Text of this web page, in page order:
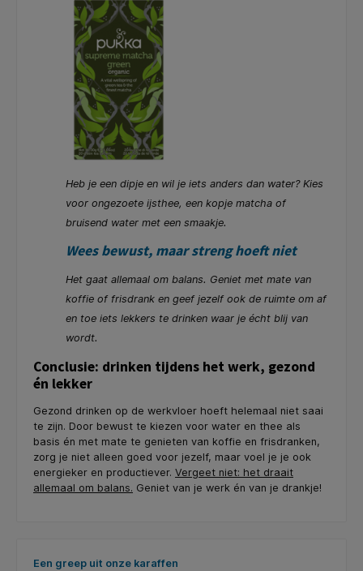
Heb je een dipje en wil je iets anders dan water? Kies
voor ongezoete ijsthee, een kopje matcha of
bruisend water met een smaakje.
Wees bewust, maar streng hoeft niet
Het gaat allemaal om balans. Geniet met mate van
koffie of frisdrank en geef jezelf ook de ruimte om af
en toe iets lekkers te drinken waar je écht blij van
wordt.
Conclusie: drinken tijdens het werk, gezond
én lekker
Gezond drinken op de werkvloer hoeft helemaal niet saai
te zijn. Door bewust te kiezen voor water en thee als
basis én met mate te genieten van koffie en frisdranken,
zorg je niet alleen goed voor jezelf, maar voel je je ook
energieker en productiever. Vergeet niet: het draait
allemaal om balans. Geniet van je werk én van je drankje!
Productgalerij overslaan
Een greep uit onze karaffen